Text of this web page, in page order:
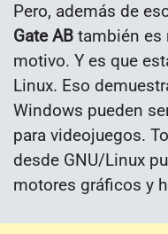
Pero, además de
Gate AB también es
motivo. Y es que
Linux. Eso
Windows pueden
para videojuegos.
desde GNU/Linux
motores gráficos y